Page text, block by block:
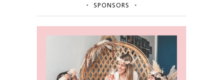
SPONSORS